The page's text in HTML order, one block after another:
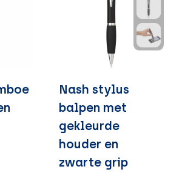
Nash stylus
balpen met
gekleurde
houder en
zwarte grip